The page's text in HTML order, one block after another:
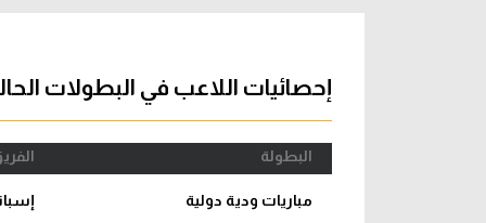
دوري إحصائيات اللاعب في البطولات
البطولة
مباريات ودية دولية